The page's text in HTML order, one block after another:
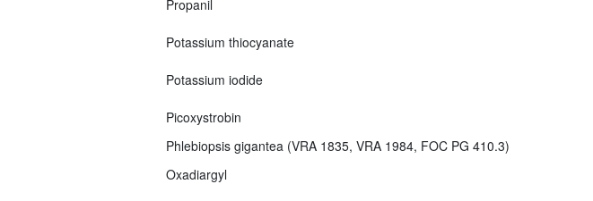
Propanil
Potassium thiocyanate
Potassium iodide
Picoxystrobin
Phlebiopsis gigantea (VRA 1835, VRA 1984, FOC PG 410.3)
Oxadiargyl